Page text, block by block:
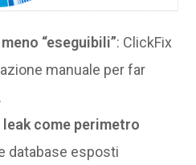
“eseguibili”: ClickFix
manuale per far
come perimetro
database esposti